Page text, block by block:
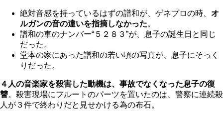
絶対音感を持っているはずの譜和が、ゲネプロの時、 オ
ルガンの音の違いを指摘しなかった。
譜和の車のナンバー“５２８３”が、息子の誕生日と同じ
だった。
堂本の家にあった譜和の若い頃の写真が、息子にそっく
りだった。
４人の音楽家を殺害した動機は、事故でなくなった息子の復
讐。殺害現場にフルートのパーツを置いたのは、警察に連続殺
人が３件で終わりだと見せかける為の布石。